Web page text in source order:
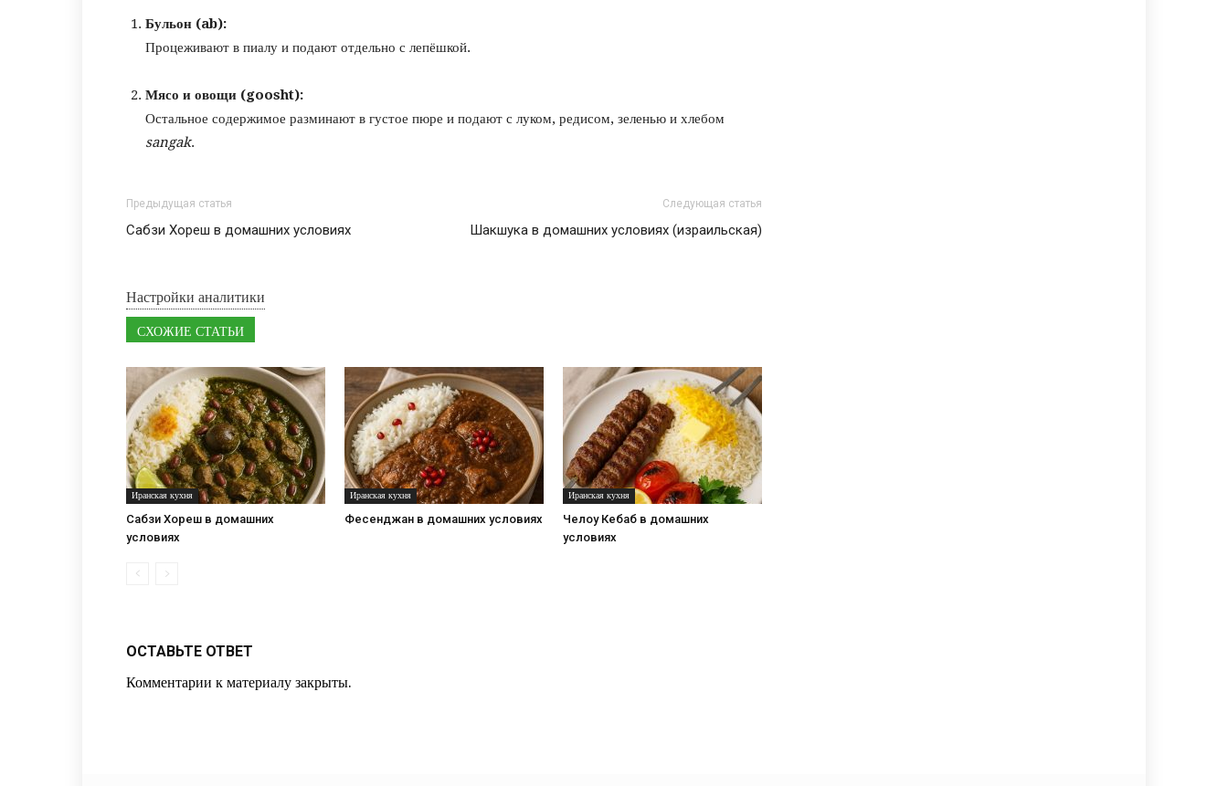
Бульон (ab):
Процеживают в пиалу и подают отдельно с лепёшкой.
Мясо и овощи (goosht):
Остальное содержимое разминают в густое пюре и подают с луком, редисом, зеленью и хлебом
sangak.
Предыдущая статья
Сабзи Хореш в домашних условиях
Следующая статья
Шакшука в домашних условиях (израильская)
Настройки аналитики
СХОЖИЕ СТАТЬИ
Иранская кухня
Сабзи Хореш в домашних
условиях
Иранская кухня
Фесенджан в домашних условиях
Иранская кухня
Челоу Кебаб в домашних
условиях
ОСТАВЬТЕ ОТВЕТ
Комментарии к материалу закрыты.